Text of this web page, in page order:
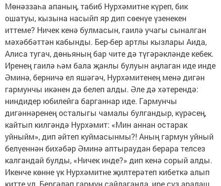
Мөнәззаһа апаның, табиб Нурхәмитне күреп, бик
ошатуы, кызына насыйп яр дип сөенүе үзенекен
иттеме? Ничек кенә булмасын, гаилә учагы сыналган
мәхәббәттән кабынды. Бер-бер артлы кызлары Аида,
Алиса тугач, дөньяның бар чите дә түгәрәкләнде кебек.
Иренең гаилә һәм бала җанлы булуын аңлаган иде инде
Әминә, берничә ел яшәгәч, Нурхәмитенең менә дигән
гармунчы икәнен дә белеп алды. Әле дә хәтерендә:
ниндидер юбилейга барганнар иде. Гармунчы
дигәннәренең осталыгы чамалы булгандыр, күрәсең,
кайтып килгәндә Нурхәмит: «Мин аннан остарак
уйныйм», дип әйтеп куймасынмы?! Аның гармун уйный
белүеннән бихәбәр Әминә аптыраудан берара телсез
калгандай булды, «Ничек инде?» дип кенә сорый алды.
Икенче көнне үк Нурхәмитне җилтерәтеп кибеткә алып
китте ул. Бергәләп гармун сайлаганда, ире сүз аралаш